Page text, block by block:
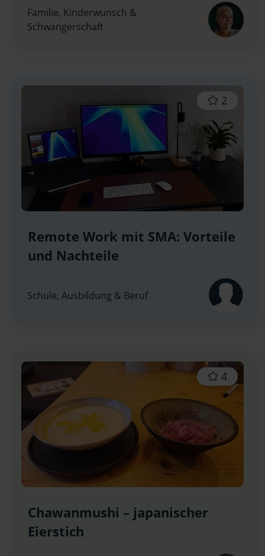
Familie, Kinderwunsch &
Schwangerschaft
2
Remote Work mit SMA: Vorteile
und Nachteile
Schule, Ausbildung & Beruf
4
Chawanmushi – japanischer
Eierstich